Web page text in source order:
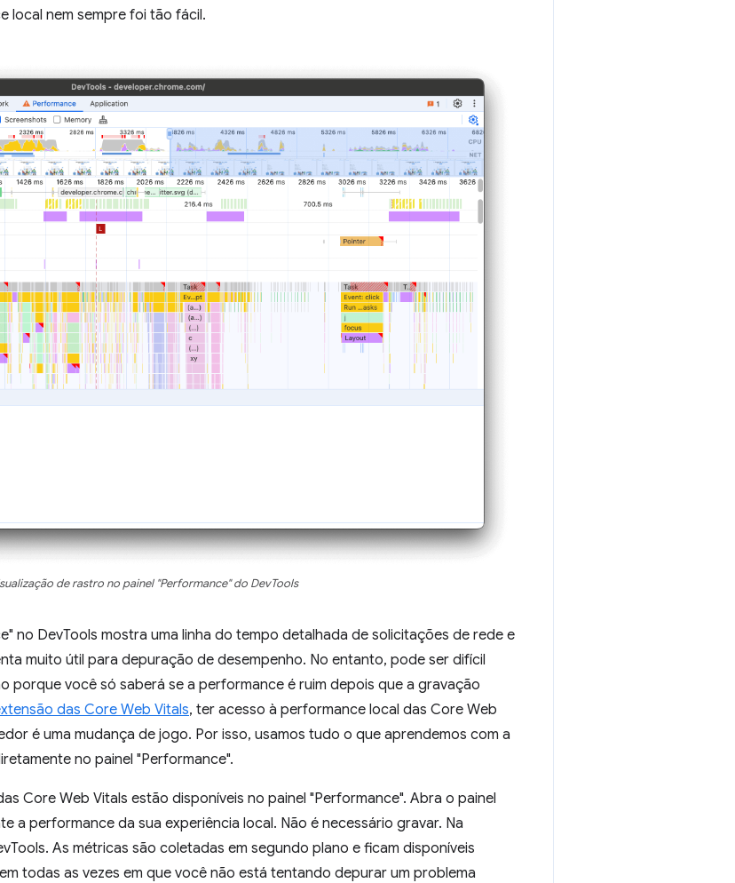
local nem sempre foi tão fácil.
de rastro no painel "Performance" do DevTools
no DevTools mostra uma linha do tempo detalhada de solicitações de rede e
muito útil para depuração de desempenho. No entanto, pode ser difícil
porque você só saberá se a performance é ruim depois que a gravação
das Core Web Vitals, ter acesso à performance local das Core Web
é uma mudança de jogo. Por isso, usamos tudo o que aprendemos com a
no painel "Performance".
Core Web Vitals estão disponíveis no painel "Performance". Abra o painel
a performance da sua experiência local. Não é necessário gravar. Na
As métricas são coletadas em segundo plano e ficam disponíveis
todas as vezes em que você não está tentando depurar um problema